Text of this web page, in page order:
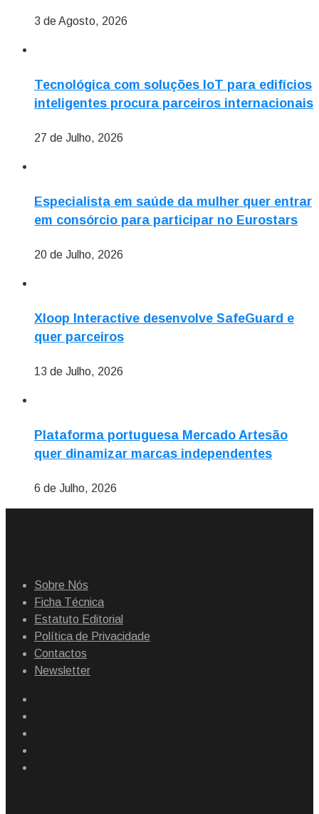
3 de Agosto, 2026
Tecnológica com soluções IoT para edifícios
inteligentes procura parceiros internacionais
27 de Julho, 2026
Especialista em saúde da mulher quer entrar
em consórcio para participar no Eurostars
20 de Julho, 2026
Xloop Interactive desenvolve SafeGuard e
quer parceiros
13 de Julho, 2026
Plataforma portuguesa Mercado Artesão
quer dinamizar marcas independentes
6 de Julho, 2026
Sobre Nós
Ficha Técnica
Estatuto Editorial
Política de Privacidade
Contactos
Newsletter